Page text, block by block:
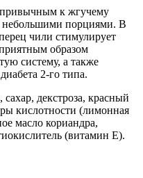
к жгучему
небольшими порциями. В
чили стимулирует
образом
систему, а также
2-го типа.
декстроза, красный
кислотности (лимонная
масло кориандра,
(витамин E).